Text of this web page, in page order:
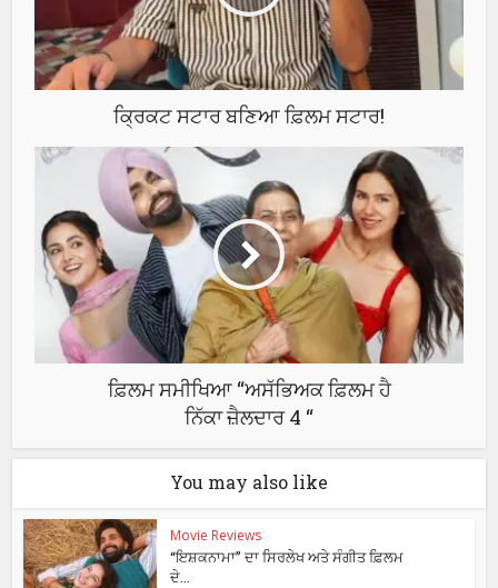
ਕ੍ਰਿਕਟ ਸਟਾਰ ਬਣਿਆ ਫ਼ਿਲਮ ਸਟਾਰ!
ਫ਼ਿਲਮ ਸਮੀਖਿਆ “ਅਸੱਭਿਅਕ ਫ਼ਿਲਮ ਹੈ
ਨਿੱਕਾ ਜ਼ੈਲਦਾਰ 4 “
You may also like
Movie Reviews
“ਇਸ਼ਕਨਾਮਾ” ਦਾ ਸਿਰਲੇਖ ਅਤੇ ਸੰਗੀਤ ਫ਼ਿਲਮ
ਦੇ...